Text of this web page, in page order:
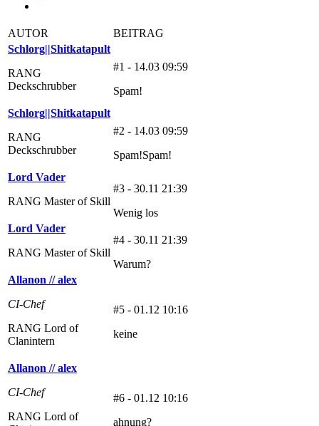
AUTOR
BEITRAG
Schlorg||Shitkatapult
RANG
Deckschrubber
#1 - 14.03 09:59
Spam!
Schlorg||Shitkatapult
RANG
Deckschrubber
#2 - 14.03 09:59
Spam!Spam!
Lord Vader
RANG Master of Skill
#3 - 30.11 21:39
Wenig los
Lord Vader
RANG Master of Skill
#4 - 30.11 21:39
Warum?
Allanon // alex
CI-Chef
RANG Lord of
Clanintern
#5 - 01.12 10:16
keine
Allanon // alex
CI-Chef
RANG Lord of
#6 - 01.12 10:16
ahnung?